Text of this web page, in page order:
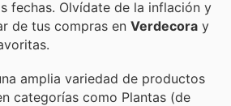
fechas. Olvídate de la inflación y
de tus compras en Verdecora y
amplia variedad de productos
categorías como Plantas (de